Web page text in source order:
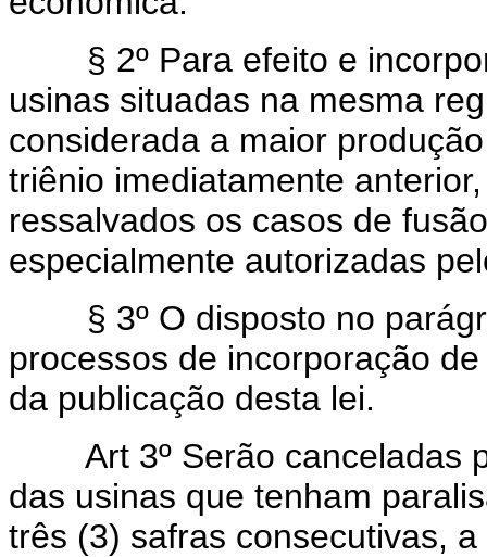
§ 2º Para efeito e
usinas situadas na mesma
considerada a maior
triênio imediatamente
ressalvados os casos de
especialmente autorizadas
§ 3º O disposto no
processos de incorporação
da publicação desta lei.
Art 3º Serão canceladas
das usinas que tenham
três (3) safras consecutivas,